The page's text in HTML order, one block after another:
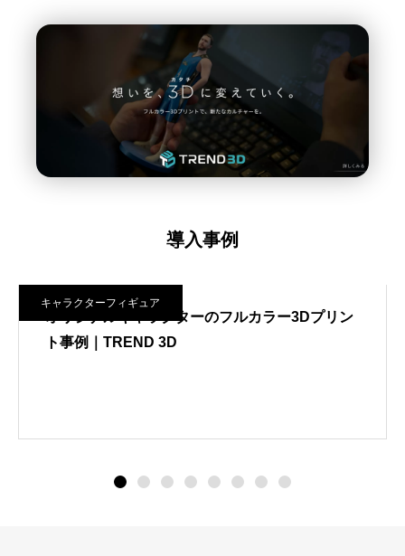
導入事例
キャラクターフィギュア
オリジナルキャラクターのフルカラー3Dプリン
ト事例｜TREND 3D